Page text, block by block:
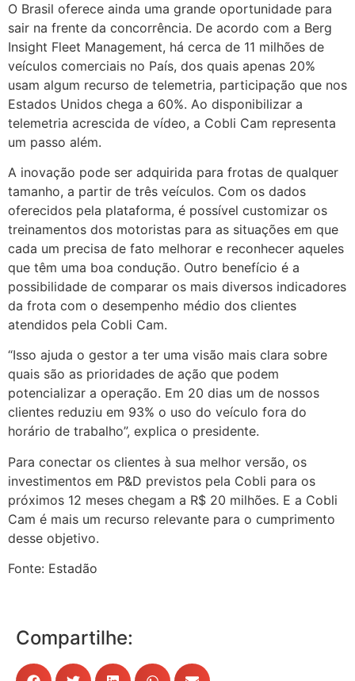
O Brasil oferece ainda uma grande oportunidade para
sair na frente da concorrência. De acordo com a Berg
Insight Fleet Management, há cerca de 11 milhões de
veículos comerciais no País, dos quais apenas 20%
usam algum recurso de telemetria, participação que nos
Estados Unidos chega a 60%. Ao disponibilizar a
telemetria acrescida de vídeo, a Cobli Cam representa
um passo além.
A inovação pode ser adquirida para frotas de qualquer
tamanho, a partir de três veículos. Com os dados
oferecidos pela plataforma, é possível customizar os
treinamentos dos motoristas para as situações em que
cada um precisa de fato melhorar e reconhecer aqueles
que têm uma boa condução. Outro benefício é a
possibilidade de comparar os mais diversos indicadores
da frota com o desempenho médio dos clientes
atendidos pela Cobli Cam.
“Isso ajuda o gestor a ter uma visão mais clara sobre
quais são as prioridades de ação que podem
potencializar a operação. Em 20 dias um de nossos
clientes reduziu em 93% o uso do veículo fora do
horário de trabalho”, explica o presidente.
Para conectar os clientes à sua melhor versão, os
investimentos em P&D previstos pela Cobli para os
próximos 12 meses chegam a R$ 20 milhões. E a Cobli
Cam é mais um recurso relevante para o cumprimento
desse objetivo.
Fonte: Estadão
Compartilhe: